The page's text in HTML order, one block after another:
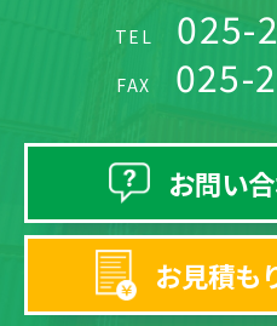
TEL 025-
FAX 025-
お問い
お見積も